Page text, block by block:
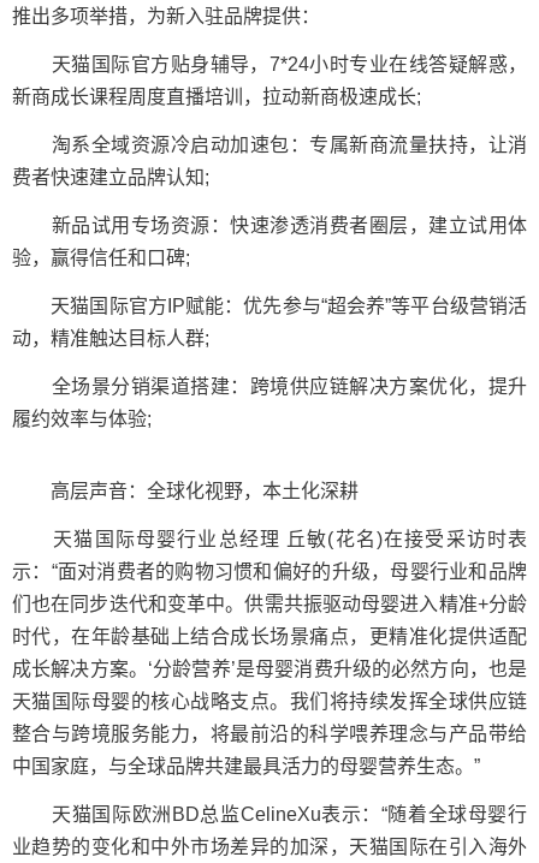
推出多项举措，为新入驻品牌提供：
天猫国际官方贴身辅导，7*24小时专业在线答疑解惑，
新商成长课程周度直播培训，拉动新商极速成长;
淘系全域资源冷启动加速包：专属新商流量扶持，让消
费者快速建立品牌认知;
新品试用专场资源：快速渗透消费者圈层，建立试用体
验，赢得信任和口碑;
天猫国际官方IP赋能：优先参与“超会养”等平台级营销活
动，精准触达目标人群;
全场景分销渠道搭建：跨境供应链解决方案优化，提升
履约效率与体验;
高层声音：全球化视野，本土化深耕
天猫国际母婴行业总经理 丘敏(花名)在接受采访时表
示：“面对消费者的购物习惯和偏好的升级，母婴行业和品牌
们也在同步迭代和变革中。供需共振驱动母婴进入精准+分龄
时代，在年龄基础上结合成长场景痛点，更精准化提供适配
成长解决方案。‘分龄营养’是母婴消费升级的必然方向，也是
天猫国际母婴的核心战略支点。我们将持续发挥全球供应链
整合与跨境服务能力，将最前沿的科学喂养理念与产品带给
中国家庭，与全球品牌共建最具活力的母婴营养生态。”
天猫国际欧洲BD总监CelineXu表示：“随着全球母婴行
业趋势的变化和中外市场差异的加深，天猫国际在引入海外